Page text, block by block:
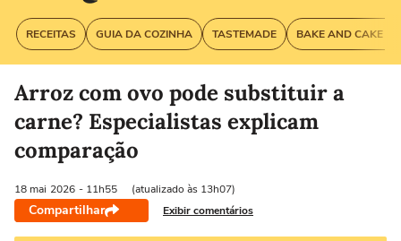
RECEITAS GUIA DA COZINHA TASTEMADE BAKE AND CAKE
Arroz com ovo pode substituir a
carne? Especialistas explicam
comparação
18 mai 2026 - 11h55 (atualizado às 13h07)
Compartilhar Exibir comentários